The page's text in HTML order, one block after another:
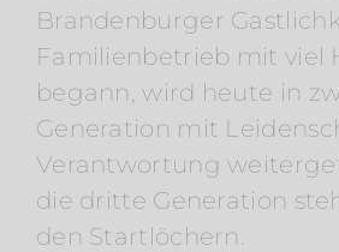
Brandenburger
Familienbetrieb mit viel
begann, wird heute in
Generation mit
Verantwortung
die dritte Generation
den Startlöchern.